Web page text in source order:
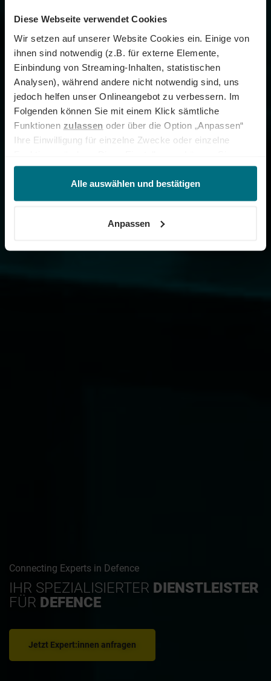
Diese Webseite verwendet Cookies
Wir setzen auf unserer Website Cookies ein. Einige von
ihnen sind notwendig (z.B. für externe Elemente,
Einbindung von Streaming-Inhalten, statistischen
Analysen), während andere nicht notwendig sind, uns
jedoch helfen unser Onlineangebot zu verbessern. Im
Folgenden können Sie mit einem Klick sämtliche
Funktionen zulassen oder über die Option „Anpassen“
Ihre Einwilligung für einzelne Zwecke oder einzelne
jederzeit über unserenCookie-Hinweisaufrufen
und/oder nachträglich jederzeit anpassen. Weitere
Informationen erhalten Sie über unseren
Alle auswählen und bestätigen
Anpassen
Connecting Experts in Defence
IHR SPEZIALISIERTER DIENSTLEISTER
FÜR DEFENCE
Jetzt Expert:innen anfragen